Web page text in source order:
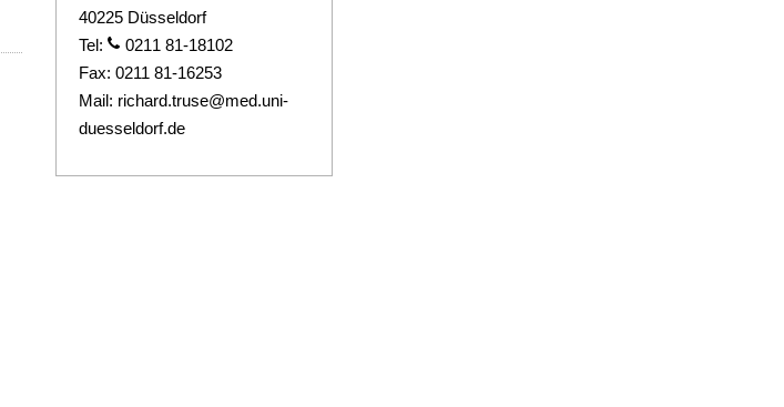
40225 Düsseldorf
Tel:
0211 81-18102
Fax: 0211 81-16253
Mail: richard.truse@med.uni-
duesseldorf.de